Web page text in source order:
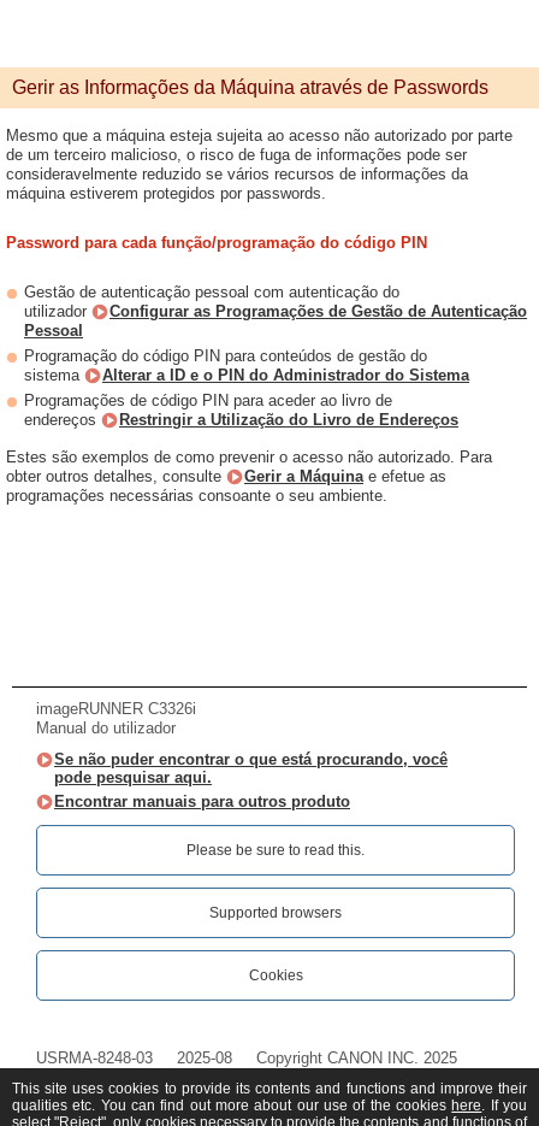
Gerir as Informações da Máquina através de Passwords
Mesmo que a máquina esteja sujeita ao acesso não autorizado por parte
de um terceiro malicioso, o risco de fuga de informações pode ser
consideravelmente reduzido se vários recursos de informações da
máquina estiverem protegidos por passwords.
Password para cada função/programação do código PIN
Gestão de autenticação pessoal com autenticação do
utilizador
Configurar as Programações de Gestão de Autenticação
Pessoal
Programação do código PIN para conteúdos de gestão do
sistema
Alterar a ID e o PIN do Administrador do Sistema
Programações de código PIN para aceder ao livro de
endereços
Restringir a Utilização do Livro de Endereços
Estes são exemplos de como prevenir o acesso não autorizado. Para
obter outros detalhes, consulte
Gerir a Máquinae efetue as
programações necessárias consoante o seu ambiente.
imageRUNNER C3326i
Manual do utilizador
Se não puder encontrar o que está procurando, você
pode pesquisar aqui.
Encontrar manuais para outros produto
Please be sure to read this.‎
Supported browsers
Cookies
USRMA-8248-03 2025-08 Copyright CANON INC. 2025
This site uses cookies to provide its contents and functions and improve their
qualities etc. You can find out more about our use of the cookies here. If you
select "Reject", only cookies necessary to provide the contents and functions of